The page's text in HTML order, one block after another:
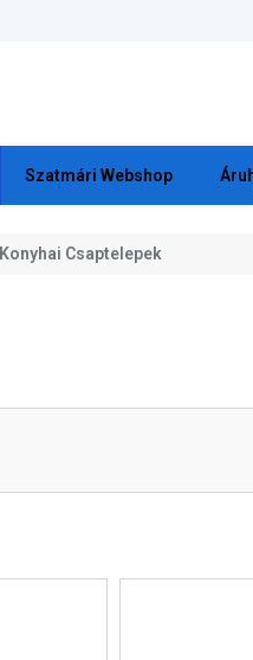
Szatmári Webshop
Konyhai Csaptelepek